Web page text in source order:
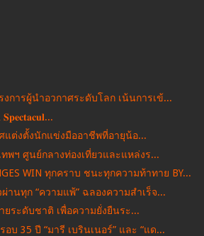
งการผู้นำอวกาศระดับโลก เน้นการเข้...
แต่งตั้งนักแข่งมืออาชีพที่อายุน้อ...
ทพฯ ศูนย์กลางท่องเที่ยวและแหล่งร...
WIN ทุกคราบ ชนะทุกความท้าทาย BY...
านทุก “ความแพ้” ฉลองความสำเร็จ...
ยระดับชาติ เพื่อความยั่งยืนระ...
อบ 35 ปี “มารี เบรินเนอร์” และ “แด...